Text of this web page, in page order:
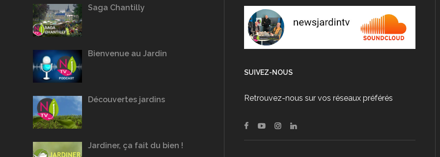
Saga Chantilly
Bienvenue au Jardin
Découvertes jardins
Jardiner, ça fait du bien !
SUIVEZ-NOUS
Retrouvez-nous sur vos réseaux préférés